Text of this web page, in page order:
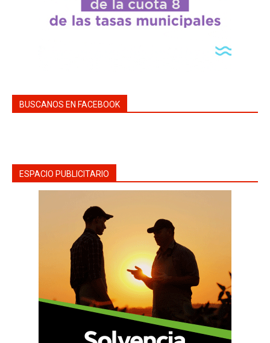
BUSCANOS EN FACEBOOK
ESPACIO PUBLICITARIO